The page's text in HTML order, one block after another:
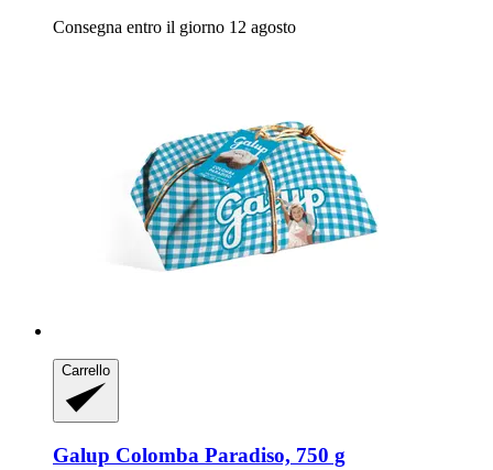
Consegna entro il giorno 12 agosto
Carrello
Galup Colomba Paradiso, 750 g